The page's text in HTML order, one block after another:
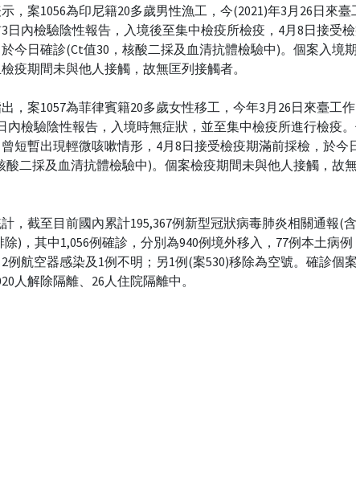
，案1056為印尼籍20多歲男性漁工，今(2021)年3月26日來臺
日內檢驗陰性報告，入境後至集中檢疫所檢疫，4月8日接受
今日確診(Ct值30，核酸二採及血清抗體檢驗中)。個案入境
疫期間未與他人接觸，故無匡列接觸者。
，案1057為菲律賓籍20多歲女性移工，今年3月26日來臺工
內檢驗陰性報告，入境時無症狀，並至集中檢疫所進行檢疫
短暫出現輕微咳嗽情形，4月8日接受檢疫期滿前採檢，於今
酸二採及血清抗體檢驗中)。個案檢疫期間未與他人接觸，故
，截至目前國內累計195,367例新型冠狀病毒肺炎相關通報(含
除)，其中1,056例確診，分別為940例境外移入，77例本⼟病例
例航空器感染及1例不明；另1例(案530)移除為空號。確診個
人解除隔離、26人住院隔離中。